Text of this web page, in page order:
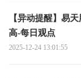
【异动提醒】易
高-每日观点
2025-12-24 13:01:55